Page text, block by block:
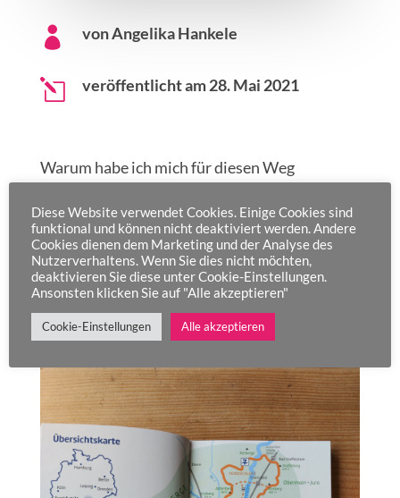
 von Angelika Hankele
l veröffentlicht am 28. Mai 2021
Warum habe ich mich für diesen Weg
Mich hat einmal die Stadt Bamberg gereizt
und die Länge des Weges. 200 km in etwa 13
Etappen passen zeitlich gut für mich. Ebenfalls
bin ich gespannt auf die Gegend, die ich noch
nicht kenne.
Diese Website verwendet Cookies. Einige Cookies sind
funktional und können nicht deaktiviert werden. Andere
Cookies dienen dem Marketing und der Analyse des
Nutzerverhaltens. Wenn Sie dies nicht möchten,
deaktivieren Sie diese unter Cookie-Einstellungen.
Ansonsten klicken Sie auf "Alle akzeptieren"
Cookie-Einstellungen Alle akzeptieren